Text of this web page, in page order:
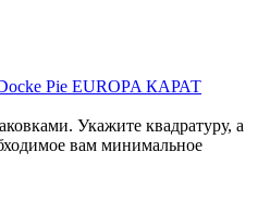
Pie EUROPA КАРАТ
Укажите квадратуру, а
вам минимальное